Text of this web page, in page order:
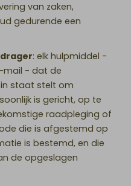
van zaken,
gedurende een
: elk hulpmiddel -
mail - dat de
staat stelt om
is gericht, op te
raadpleging of
die is afgestemd op
is bestemd, en die
de opgeslagen